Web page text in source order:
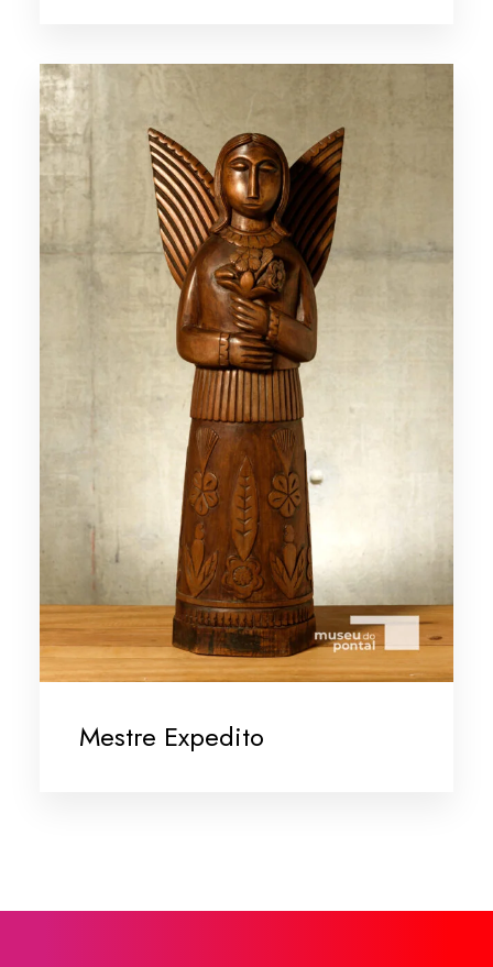
Mestre Expedito